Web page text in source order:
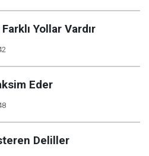
Yollar Vardır
Eder
Deliller